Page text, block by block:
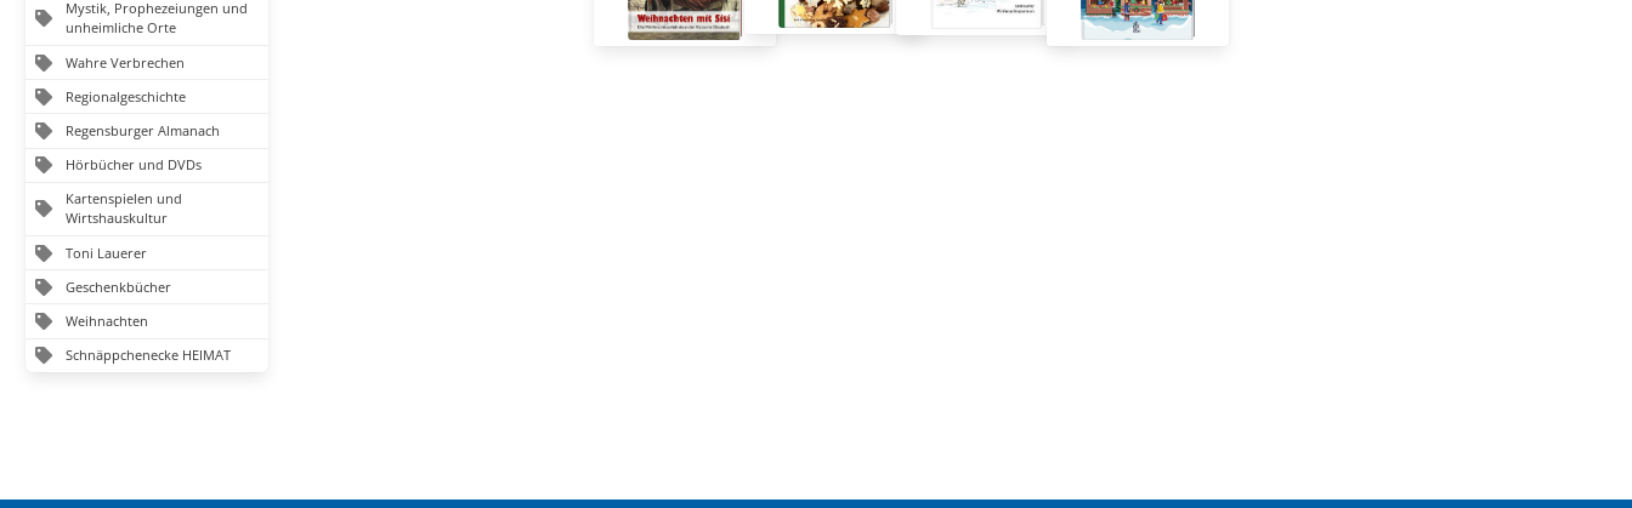
Mystik, Prophezeiungen und
unheimliche Orte
Wahre Verbrechen
Regionalgeschichte
Regensburger Almanach
Hörbücher und DVDs
Kartenspielen und
Wirtshauskultur
Toni Lauerer
Geschenkbücher
Weihnachten
Schnäppchenecke HEIMAT